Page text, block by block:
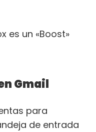
es un «Boost»
Gmail
para
de entrada